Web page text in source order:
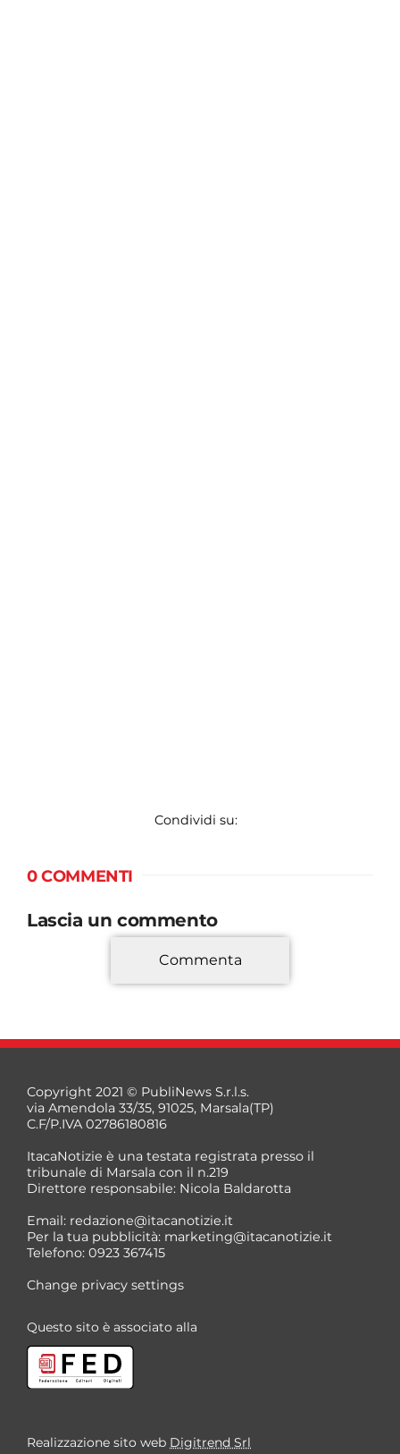
Condividi su:
0 COMMENTI
Lascia un commento
*
*
Commenta
Copyright 2021 © PubliNews S.r.l.s.
via Amendola 33/35, 91025, Marsala(TP)
C.F/P.IVA 02786180816
ItacaNotizie è una testata registrata presso il
tribunale di Marsala con il n.219
Direttore responsabile: Nicola Baldarotta
Email: redazione@itacanotizie.it
Per la tua pubblicità: marketing@itacanotizie.it
Telefono: 0923 367415
Change privacy settings
Questo sito è associato alla
Realizzazione sito web Digitrend Srl